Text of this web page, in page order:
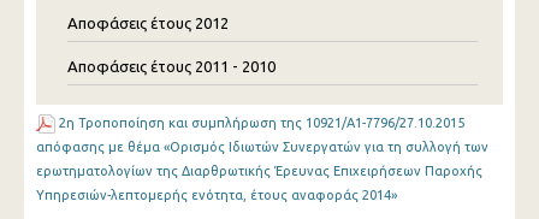
Αποφάσεις έτους 2012
Αποφάσεις έτους 2011 - 2010
2η Τροποποίηση και συμπλήρωση της 10921/Α1-7796/27.10.2015
απόφασης με θέμα «Ορισμός Ιδιωτών Συνεργατών για τη συλλογή των
ερωτηματολογίων της Διαρθρωτικής Έρευνας Επιχειρήσεων Παροχής
Υπηρεσιών-λεπτομερής ενότητα, έτους αναφοράς 2014»